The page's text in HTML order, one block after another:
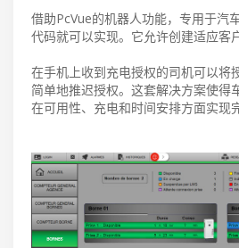
借助PcVue的机器人功能，专用于汽
代码就可以实现。它允许创建适应客
在手机上收到充电授权的司机可以将
简单地推迟授权。这套解决方案使得
在可用性、充电和时间安排方面实现